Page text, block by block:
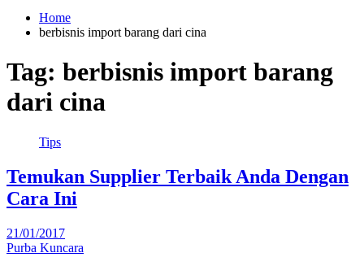
Home
berbisnis import barang dari cina
Tag: berbisnis import barang
dari cina
Tips
Temukan Supplier Terbaik Anda Dengan
Cara Ini
21/01/2017
Purba Kuncara